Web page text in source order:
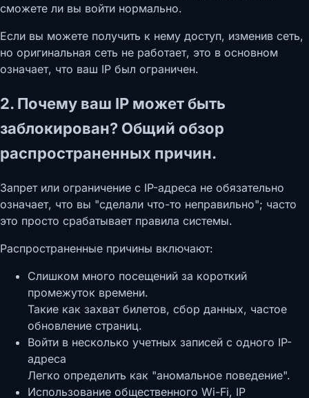
сможете ли вы войти нормально.
Если вы можете получить к нему доступ, изменив сеть,
но оригинальная сеть не работает, это в основном
означает, что ваш IP был ограничен.
2. Почему ваш IP может быть
заблокирован? Общий обзор
распространенных причин.
Запрет или ограничение с IP-адреса не обязательно
означает, что вы "сделали что-то неправильно"; часто
это просто срабатывает правила системы.
Распространенные причины включают:
Слишком много посещений за короткий
промежуток времени.
Такие как захват билетов, сбор данных, частое
обновление страниц.
Войти в несколько учетных записей с одного IP-
адреса
Легко определить как "аномальное поведение".
Использование общественного Wi-Fi, IP